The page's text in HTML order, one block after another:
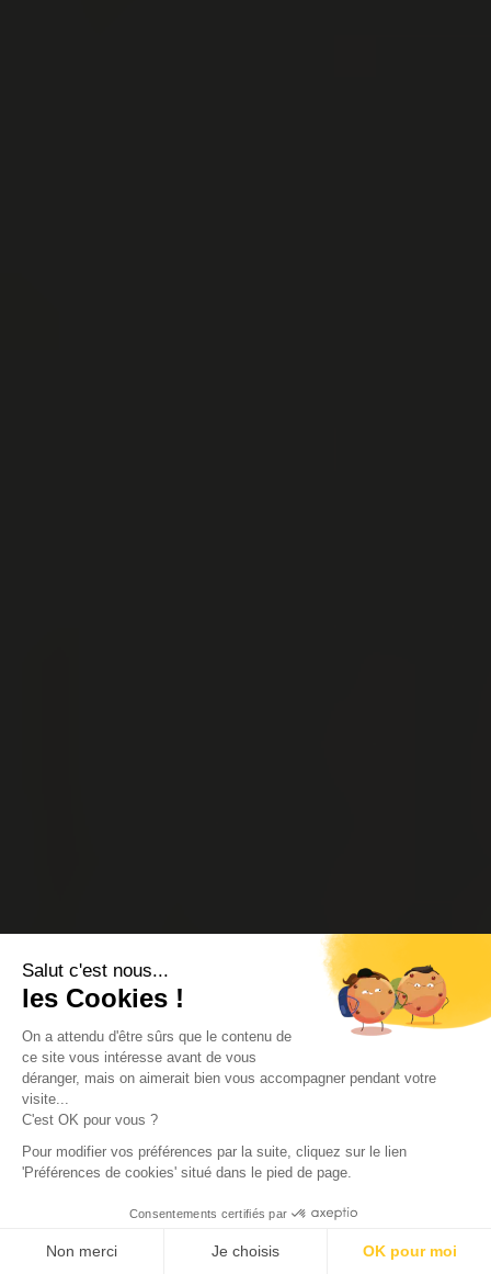
Salut c'est nous...
les Cookies !
On a attendu d'être sûrs que le contenu de
ce site vous intéresse avant de vous
déranger, mais on aimerait bien vous accompagner pendant votre
visite...
C'est OK pour vous ?
Pour modifier vos préférences par la suite, cliquez sur le lien
'Préférences de cookies' situé dans le pied de page.
Consentements certifiés par
Non merci Je choisis OK pour moi